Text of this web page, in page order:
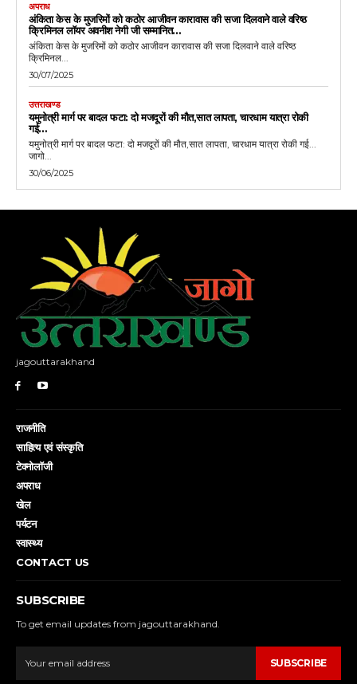
अपराध
अंकिता केस के मुजरिमों को कठोर आजीवन कारावास की सजा दिलवाने वाले वरिष्ठ
क्रिमिनल लॉयर अवनीश नेगी जी सम्मानित…
अंकिता केस के मुजरिमों को कठोर आजीवन कारावास की सजा दिलवाने वाले वरिष्ठ
क्रिमिनल...
30/07/2025
उत्तराखण्ड
यमुनोत्री मार्ग पर बादल फटा: दो मजदूरों की मौत,सात लापता, चारधाम यात्रा रोकी
गई…
यमुनोत्री मार्ग पर बादल फटा: दो मजदूरों की मौत,सात लापता, चारधाम यात्रा रोकी गई...
जागो...
30/06/2025
jagouttarakhand
राजनीति
साहित्य एवं संस्कृति
टेक्नोलॉजी
अपराध
खेल
पर्यटन
स्वास्थ्य
CONTACT US
SUBSCRIBE
To get email updates from jagouttarakhand.
SUBSCRIBE